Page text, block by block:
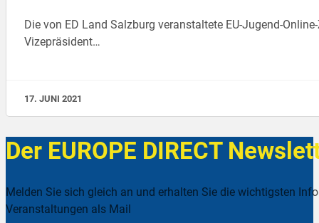
Die von ED Land Salzburg veranstaltete EU-Jugend-
Vizepräsident…
17. JUNI 2021
Der EUROPE DIRECT
Melden Sie sich gleich an und erhalten Sie die wichtigsten
Veranstaltungen als Mail